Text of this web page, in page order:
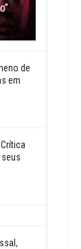
de
em